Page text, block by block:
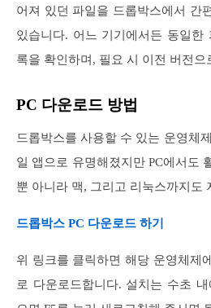
어져 있던 파일을 드롭박스에서 간
있습니다. 어느 기기에서든 동일한
록을 확인하며, 필요 시 이전 버전으
PC 다운로드 방법
드롭박스를 사용할 수 있는 운영체
일 앱으로 유명해졌지만 PC에서도
뿐 아니라 맥, 그리고 리눅스까지도
드롭박스 PC 다운로드 하기
위 링크를 클릭하면 해당 운영체제
로 다운로드합니다. 설치는 수초